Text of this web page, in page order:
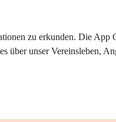
zu erkunden. Die App
über unser Vereinsleben,